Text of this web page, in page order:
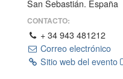
San Sebastián. España
CONTACTO:
+ 34 943 481212
Correo electrónico
Sitio web del evento